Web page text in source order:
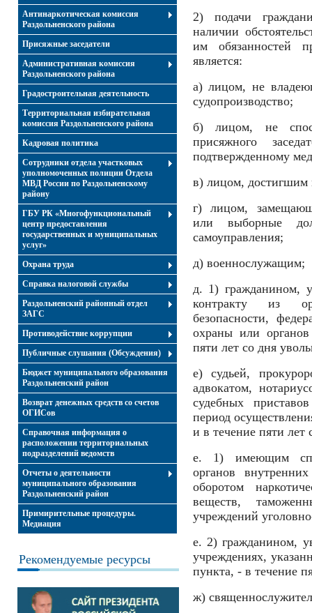
Антинаркотическая комиссия
Раздольненского района
Присяжные заседатели
Административная комиссия
Раздольненского района
Градостроительная деятельность
Территориальная избирательная
комиссия Раздольненского района
Кадровая политика
Сотрудники отдела участковых
уполномоченных полиции Отдела
МВД России по Раздольненскому
району
ГБУ РК «Многофункциональный
центр предоставления
государственных и муниципальных
услуг»
Охрана труда
Справка налоговой службы
Раздольненский районный отдел
ЗАГС
Противодействие коррупции
Публичные слушания (Обсуждения)
Бюджет муниципального образования
Раздольненский район
Возврат денежных средств со счетов
ОГИСов
Справочная информация о
расположении территориальных
подразделений ведомств
Отчеты о деятельности
муниципального образования
Раздольненский район
Примирительные процедуры.
Медиация
Рекомендуемые ресурсы
2) подачи
наличии
им обязанностей
является:
а) лицом, не
судопроизводство;
б) лицом, не
присяжного
подтвержденному
в) лицом, достигшим
г) лицом,
или выборные
самоуправления;
д) военнослужащим;
д. 1) гражданином,
контракту из
безопасности,
охраны или
пяти лет со дня
е) судьей,
адвокатом,
судебных
период
и в течение пяти лет
е. 1) имеющим
органов
оборотом
веществ,
учреждений
е. 2) гражданином,
учреждениях,
пункта, - в течение
ж)